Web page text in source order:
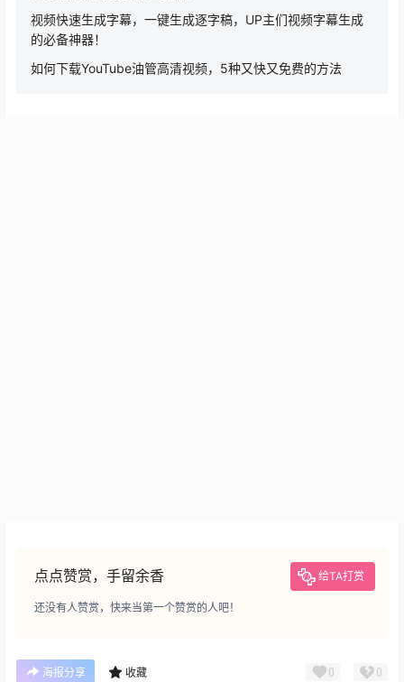
视频快速生成字幕，一键生成逐字稿，UP主们视频字幕生成
的必备神器！
如何下载YouTube油管高清视频，5种又快又免费的方法
点点赞赏，手留余香 给TA打赏
还没有人赞赏，快来当第一个赞赏的人吧！
海报分享 收藏 0 0